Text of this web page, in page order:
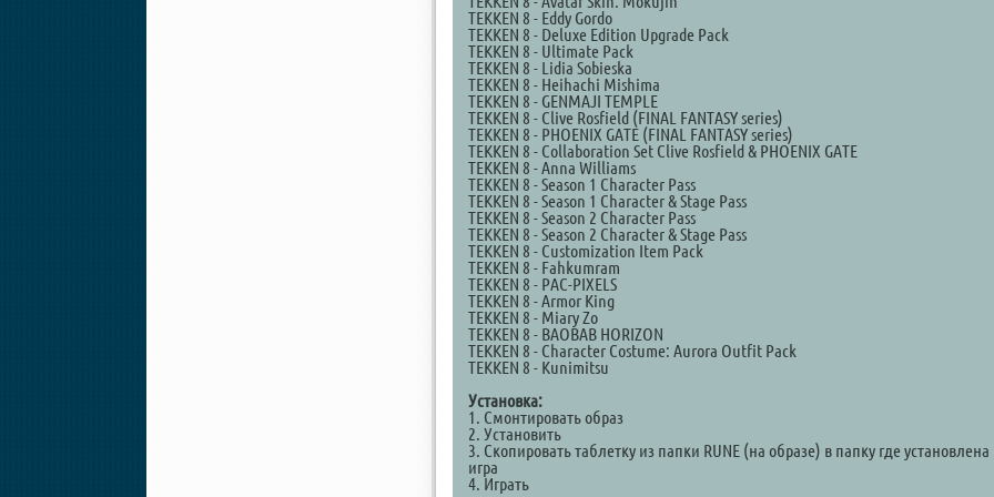
TEKKEN 8 - Eddy Gordo
TEKKEN 8 - Deluxe Edition Upgrade Pack
TEKKEN 8 - Ultimate Pack
TEKKEN 8 - Lidia Sobieska
TEKKEN 8 - Heihachi Mishima
TEKKEN 8 - GENMAJI TEMPLE
TEKKEN 8 - Clive Rosfield (FINAL FANTASY series)
TEKKEN 8 - PHOENIX GATE (FINAL FANTASY series)
TEKKEN 8 - Collaboration Set Clive Rosfield & PHOENIX GATE
TEKKEN 8 - Anna Williams
TEKKEN 8 - Season 1 Character Pass
TEKKEN 8 - Season 1 Character & Stage Pass
TEKKEN 8 - Season 2 Character Pass
TEKKEN 8 - Season 2 Character & Stage Pass
TEKKEN 8 - Customization Item Pack
TEKKEN 8 - Fahkumram
TEKKEN 8 - PAC-PIXELS
TEKKEN 8 - Armor King
TEKKEN 8 - Miary Zo
TEKKEN 8 - BAOBAB HORIZON
TEKKEN 8 - Character Costume: Aurora Outfit Pack
TEKKEN 8 - Kunimitsu
Установка:
1. Смонтировать образ
2. Установить
3. Скопировать таблетку из папки RUNE (на образе) в папку где установлена
игра
4. Играть